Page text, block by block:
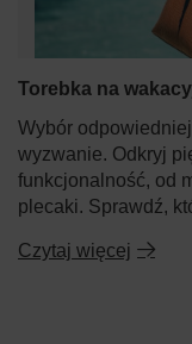
Torebka na
Wybór
wyzwanie. Odkryj
funkcjonalność, od
plecaki. Sprawdź,
Czytaj więcej